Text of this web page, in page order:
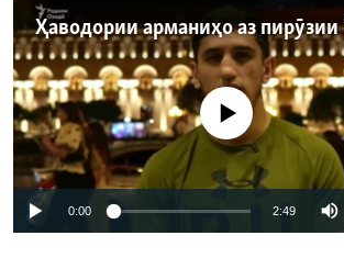
Феълан кор намекунад
0:00 2:49